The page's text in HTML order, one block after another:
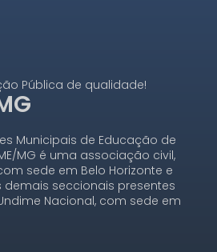
Pública de qualidade!
Municipais de Educação de
MG é uma associação civil,
sede em Belo Horizonte e
demais seccionais presentes
Nacional, com sede em